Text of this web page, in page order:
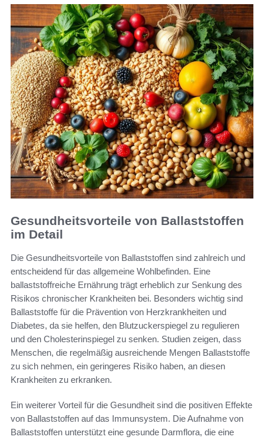
Gesundheitsvorteile von Ballaststoffen
im Detail
Die Gesundheitsvorteile von Ballaststoffen sind zahlreich und
entscheidend für das allgemeine Wohlbefinden. Eine
ballaststoffreiche Ernährung trägt erheblich zur Senkung des
Risikos chronischer Krankheiten bei. Besonders wichtig sind
Ballaststoffe für die Prävention von Herzkrankheiten und
Diabetes, da sie helfen, den Blutzuckerspiegel zu regulieren
und den Cholesterinspiegel zu senken. Studien zeigen, dass
Menschen, die regelmäßig ausreichende Mengen Ballaststoffe
zu sich nehmen, ein geringeres Risiko haben, an diesen
Krankheiten zu erkranken.
Ein weiterer Vorteil für die Gesundheit sind die positiven Effekte
von Ballaststoffen auf das Immunsystem. Die Aufnahme von
Ballaststoffen unterstützt eine gesunde Darmflora, die eine